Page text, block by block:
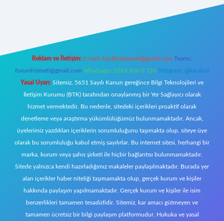
Reklam ve İletişim: E-mail: backlinkpaneli@gmail.com Teams:
forumhizmeti@gmail.com Whatsapp: 0262 606 0 726 Telegram: @karabul
Yasal Uyarı: Sitemiz, 5651 Sayılı Kanun gereğince Bilgi Teknolojileri ve
İletişim Kurumu (BTK) tarafından onaylanmış bir Yer Sağlayıcı olarak
hizmet vermektedir. Bu nedenle, sitedeki içerikleri proaktif olarak
denetleme veya araştırma yükümlülüğümüz bulunmamaktadır. Ancak,
üyelerimiz yazdıkları içeriklerin sorumluluğunu taşımakta olup, siteye üye
olarak bu sorumluluğu kabul etmiş sayılırlar. Bu internet sitesi, herhangi bir
marka, kurum veya şahıs şirketi ile hiçbir bağlantısı bulunmamaktadır.
Sitede yalnızca kendi hazırladığımız makaleler paylaşılmaktadır. Burada yer
alan içerikler haber niteliği taşımamakta olup, gerçek kurum ve kişiler
hakkında paylaşım yapılmamaktadır. Gerçek kurum ve kişiler ile isim
benzerlikleri tamamen tesadüfidir. Sitemiz, kar amacı gütmeyen ve
tamamen ücretsiz bir bilgi paylaşım platformudur. Hukuka ve yasal